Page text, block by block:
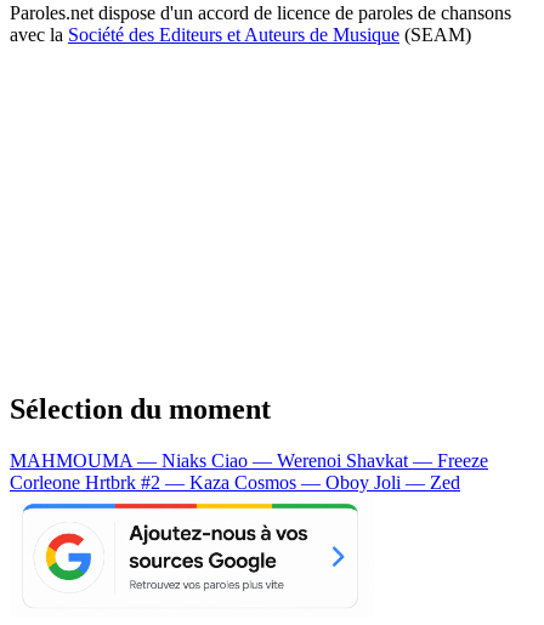
Paroles.net dispose d'un accord de licence de paroles de chansons
avec la Société des Editeurs et Auteurs de Musique (SEAM)
Sélection du moment
MAHMOUMA — Niaks Ciao — Werenoi Shavkat — Freeze
Corleone Hrtbrk #2 — Kaza Cosmos — Oboy Joli — Zed